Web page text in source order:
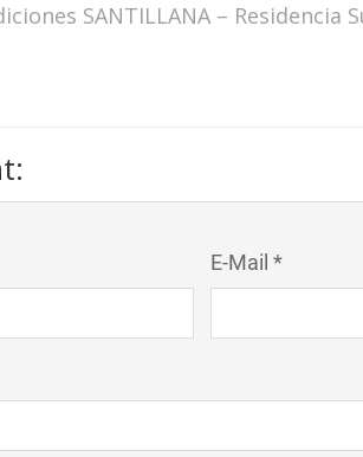
SANTILLANA – Residencia
E-Mail *